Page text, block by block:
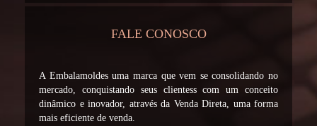
FALE CONOSCO
A Embalamoldes uma marca que vem se consolidando no
mercado, conquistando seus clientess com um conceito
dinâmico e inovador, através da Venda Direta, uma forma
mais eficiente de venda.